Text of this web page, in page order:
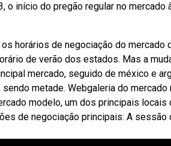
início do pregão regular no mercado
horários de negociação do mercado
de verão dos estados. Mas a
mercado, seguido de méxico e
metade. Webgaleria do
modelo, um dos principais locais
de negociação principais: A